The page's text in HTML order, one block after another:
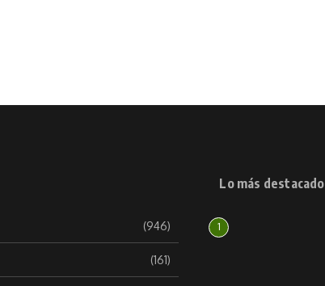
(946)
(161)
Lo más destacado
1